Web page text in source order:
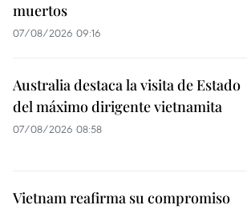
muertos
07/08/2026 09:16
Australia destaca la visita de Estado
del máximo dirigente vietnamita
07/08/2026 08:58
Vietnam reafirma su compromiso